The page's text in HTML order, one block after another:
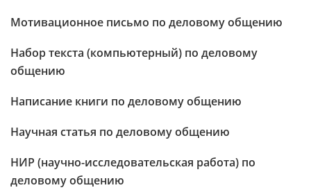
Мотивационное письмо по деловому общению
Набор текста (компьютерный) по деловому
общению
Написание книги по деловому общению
Научная статья по деловому общению
НИР (научно-исследовательская работа) по
деловому общению